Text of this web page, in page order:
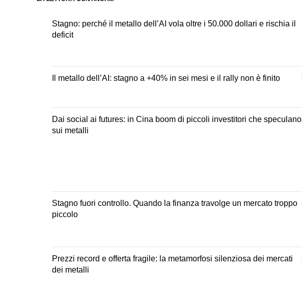
Stagno: perché il metallo dell’AI vola oltre i 50.000 dollari e rischia il
deficit
Il metallo dell’AI: stagno a +40% in sei mesi e il rally non è finito
Dai social ai futures: in Cina boom di piccoli investitori che speculano
sui metalli
Stagno fuori controllo. Quando la finanza travolge un mercato troppo
piccolo
Prezzi record e offerta fragile: la metamorfosi silenziosa dei mercati
dei metalli